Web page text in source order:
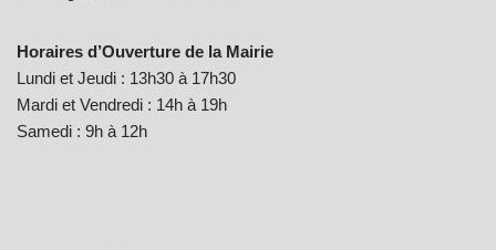
Horaires d’Ouverture de la Mairie
Lundi et Jeudi : 13h30 à 17h30
Mardi et Vendredi : 14h à 19h
Samedi : 9h à 12h